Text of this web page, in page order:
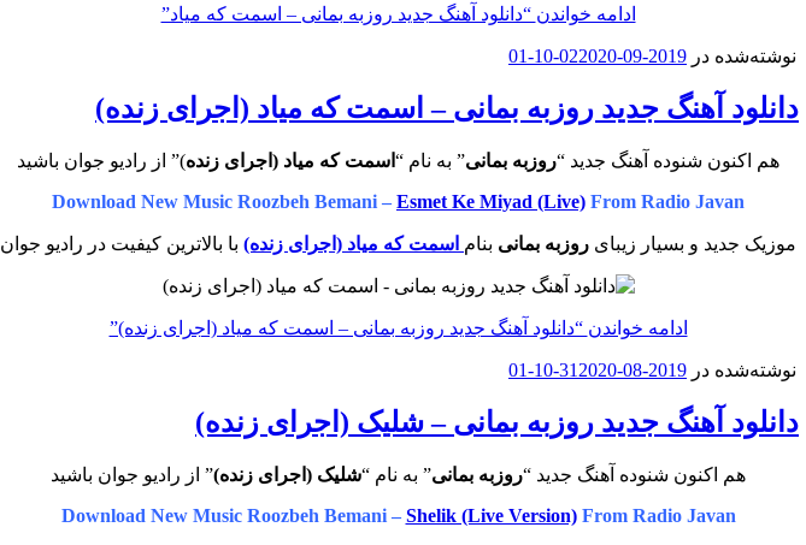
ادامه خواندن “دانلود آهنگ جدید روزبه بمانی – اسمت که میاد”
نوشته‌شده در 2019-09-02
2020-10-01
دانلود آهنگ جدید روزبه بمانی – اسمت که میاد (اجرای زنده)
هم اکنون شنوده آهنگ جدید “روزبه بمانی” به نام “ اسمت که میاد (اجرای زنده)” از رادیو جوان باشید
Download New Music Roozbeh Bemani – Esmet Ke Miyad (Live) From Radio Javan
موزیک جدید و بسیار زیبای روزبه بمانی بنام اسمت که میاد (اجرای زنده) با بالاترین کیفیت در رادیو جوان
ادامه خواندن “دانلود آهنگ جدید روزبه بمانی – اسمت که میاد (اجرای زنده)”
نوشته‌شده در 2019-08-31
2020-10-01
دانلود آهنگ جدید روزبه بمانی – شلیک (اجرای زنده)
هم اکنون شنوده آهنگ جدید “روزبه بمانی” به نام “شلیک (اجرای زنده)” از رادیو جوان باشید
Download New Music Roozbeh Bemani – Shelik (Live Version)From Radio Javan